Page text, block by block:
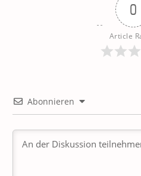
0
Article
Abonnieren